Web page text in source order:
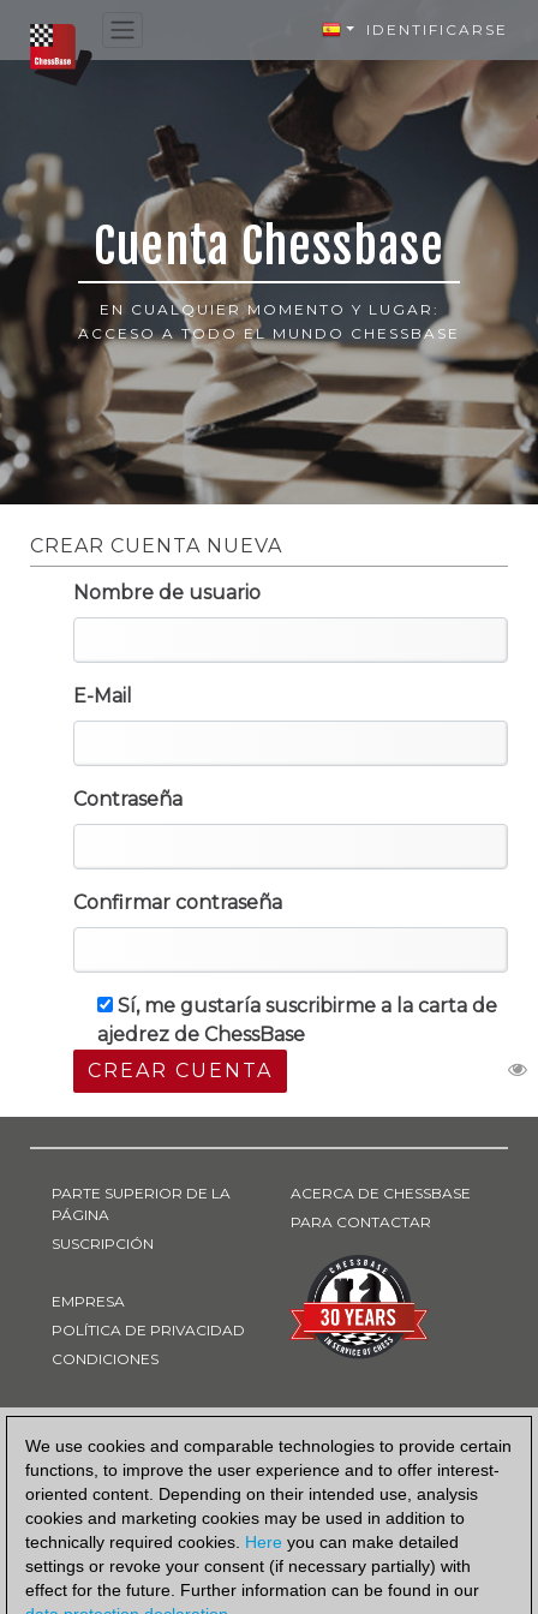
We use cookies and comparable technologies to provide certain
functions, to improve the user experience and to offer interest-
oriented content. Depending on their intended use, analysis
cookies and marketing cookies may be used in addition to
technically required cookies. Here you can make detailed
settings or revoke your consent (if necessary partially) with
effect for the future. Further information can be found in our
IDENTIFICARSE
Cuenta Chessbase
EN CUALQUIER MOMENTO Y LUGAR:
ACCESO A TODO EL MUNDO CHESSBASE
CREAR CUENTA NUEVA
Nombre de usuario
E-Mail
Contraseña
Confirmar contraseña
Sí, me gustaría suscribirme a la carta de
ajedrez de ChessBase
CREAR CUENTA
PARTE SUPERIOR DE LA
PÁGINA
SUSCRIPCIÓN
EMPRESA
POLÍTICA DE PRIVACIDAD
CONDICIONES
ACERCA DE CHESSBASE
PARA CONTACTAR
FORMA DE PAGO